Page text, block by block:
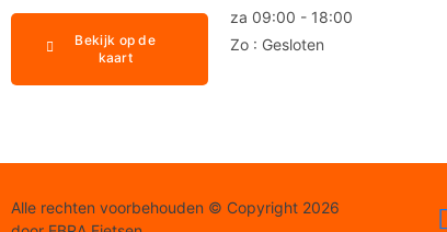
Bekijk op de
kaart
za 09:00 - 18:00
Zo : Gesloten
Alle rechten voorbehouden © Copyright 2026